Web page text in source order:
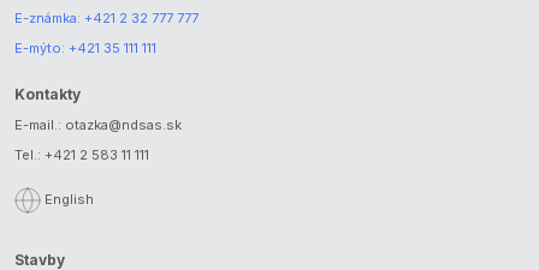
E-známka: +421 2 32 777 777
E-mýto: +421 35 111 111
Kontakty
E-mail.: otazka@ndsas.sk
Tel.: +421 2 583 11 111
English
Stavby